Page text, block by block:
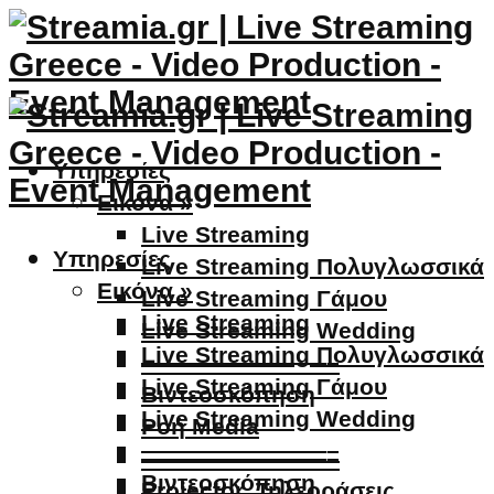
Υπηρεσίες
Εικόνα »
Live Streaming
Live Streaming Πολυγλωσσικά
Live Streaming Γάμου
Live Streaming Wedding
————————–
Βιντεοσκόπηση
Ροή Media
————————–
Υπηρεσίες
Εικόνα »
Live Streaming
Live Streaming Πολυγλωσσικά
Live Streaming Γάμου
Live Streaming Wedding
————————–
Βιντεοσκόπηση